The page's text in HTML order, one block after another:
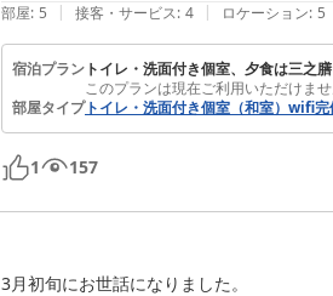
部屋: 5 | 接客・サービス: 4 | ロケーション: 5
宿泊プラン トイレ・洗面付き個室、夕食は三之
このプランは現在ご利用いただけま
部屋タイプトイレ・洗面付き個室（和室）wifi完
1 157
3月初旬にお世話になりました。